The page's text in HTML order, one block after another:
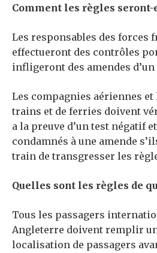
Comment les règles
Les responsables des forces
effectueront des contrôles
infligeront des amendes
Les compagnies aériennes
trains et de ferries doivent
a la preuve d’un test négatif
condamnés à une amende
train de transgresser les
Quelles sont les règles de
Tous les passagers
Angleterre doivent remplir
localisation de passagers